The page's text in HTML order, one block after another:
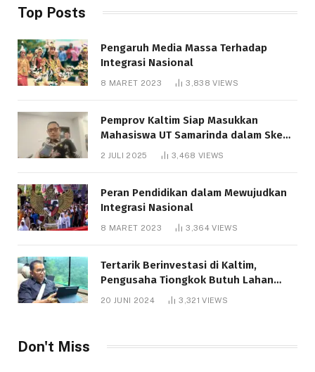
Top Posts
Pengaruh Media Massa Terhadap
Integrasi Nasional
8 MARET 2023 3,838VIEWS
Pemprov Kaltim Siap Masukkan
Mahasiswa UT Samarinda dalam Skema
Bantuan Pendidikan Gratispol
2 JULI 2025 3,468 VIEWS
Peran Pendidikan dalam Mewujudkan
Integrasi Nasional
8 MARET 2023 3,364VIEWS
Tertarik Berinvestasi di Kaltim,
Pengusaha Tiongkok Butuh Lahan
1.000 Hektare
20 JUNI 2024 3,321VIEWS
Don't Miss